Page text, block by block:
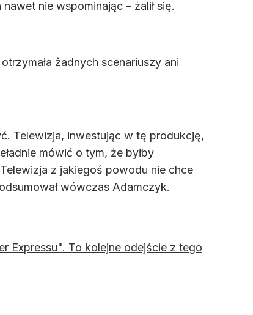
nie wspominając – żalił się.
żadnych scenariuszy ani
Telewizja, inwestując w tę produkcję,
mówić o tym, że byłby
z jakiegoś powodu nie chce
wówczas Adamczyk.
Expressu". To kolejne odejście z tego